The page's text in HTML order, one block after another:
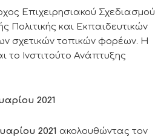
Επιχειρησιακού Σχεδιασμού
Πολιτικής και Εκπαιδευτικών
σχετικών τοπικών φορέων. Η
Ινστιτούτο Ανάπτυξης
2021
2021 ακολουθώντας τον